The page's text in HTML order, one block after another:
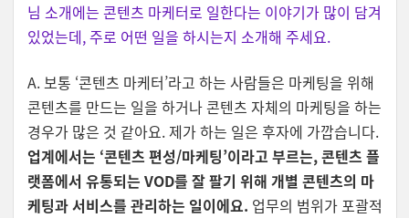
님 소개에는 콘텐츠 마케터로 일한다는 이야기가 많이 담겨
있었는데, 주로 어떤 일을 하시는지 소개해 주세요.
A. 보통 ‘콘텐츠 마케터’라고 하는 사람들은 마케팅을 위해
콘텐츠를 만드는 일을 하거나 콘텐츠 자체의 마케팅을 하는
경우가 많은 것 같아요. 제가 하는 일은 후자에 가깝습니다.
업계에서는 ‘콘텐츠 편성/마케팅’이라고 부르는, 콘텐츠 플
랫폼에서 유통되는 VOD를 잘 팔기 위해 개별 콘텐츠의 마
케팅과 서비스를 관리하는 일이에요. 업무의 범위가 포괄적